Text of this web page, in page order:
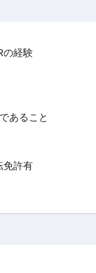
の経験
あること
免許有